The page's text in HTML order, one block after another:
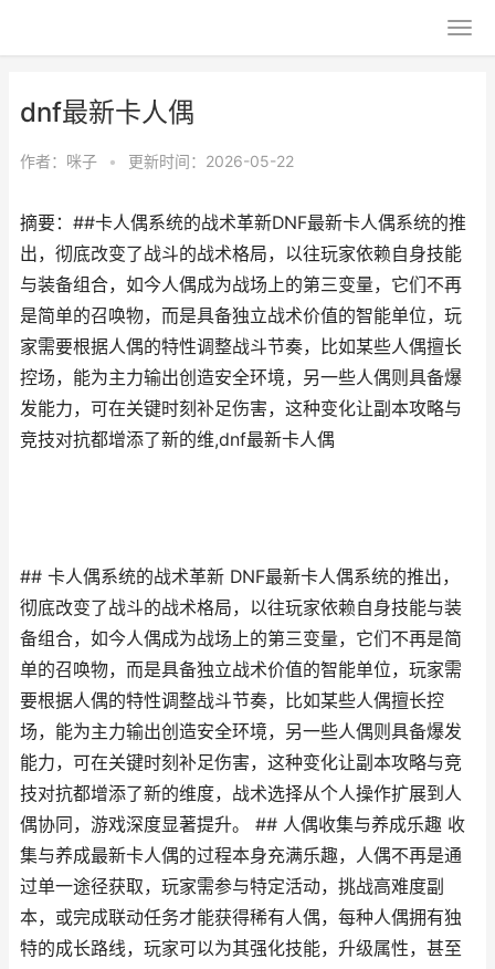
dnf最新卡人偶
作者： 咪子 • 更新时间：2026-05-22
摘要：##卡人偶系统的战术革新DNF最新卡人偶系统的推
出，彻底改变了战斗的战术格局，以往玩家依赖自身技能
与装备组合，如今人偶成为战场上的第三变量，它们不再
是简单的召唤物，而是具备独立战术价值的智能单位，玩
家需要根据人偶的特性调整战斗节奏，比如某些人偶擅长
控场，能为主力输出创造安全环境，另一些人偶则具备爆
发能力，可在关键时刻补足伤害，这种变化让副本攻略与
竞技对抗都增添了新的维,dnf最新卡人偶
## 卡人偶系统的战术革新 DNF最新卡人偶系统的推出，
彻底改变了战斗的战术格局，以往玩家依赖自身技能与装
备组合，如今人偶成为战场上的第三变量，它们不再是简
单的召唤物，而是具备独立战术价值的智能单位，玩家需
要根据人偶的特性调整战斗节奏，比如某些人偶擅长控
场，能为主力输出创造安全环境，另一些人偶则具备爆发
能力，可在关键时刻补足伤害，这种变化让副本攻略与竞
技对抗都增添了新的维度，战术选择从个人操作扩展到人
偶协同，游戏深度显著提升。 ## 人偶收集与养成乐趣 收
集与养成最新卡人偶的过程本身充满乐趣，人偶不再是通
过单一途径获取，玩家需参与特定活动，挑战高难度副
本，或完成联动任务才能获得稀有人偶，每种人偶拥有独
特的成长路线，玩家可以为其强化技能，升级属性，甚至